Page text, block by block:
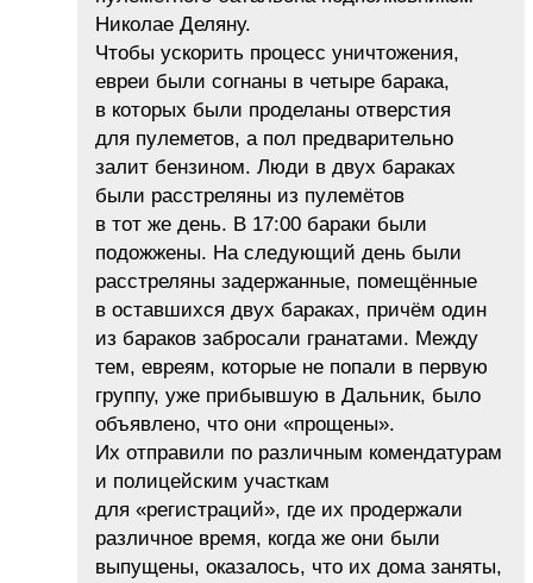
Николае Деляну.
Чтобы ускорить процесс уничтожения,
евреи были согнаны в четыре барака,
в которых были проделаны отверстия
для пулеметов, а пол предварительно
залит бензином. Люди в двух бараках
были расстреляны из пулемётов
в тот же день. В 17:00 бараки были
подожжены. На следующий день были
расстреляны задержанные, помещённые
в оставшихся двух бараках, причём один
из бараков забросали гранатами. Между
тем, евреям, которые не попали в первую
группу, уже прибывшую в Дальник, было
объявлено, что они «прощены».
Их отправили по различным комендатурам
и полицейским участкам
для «регистраций», где их продержали
различное время, когда же они были
выпущены, оказалось, что их дома заняты,